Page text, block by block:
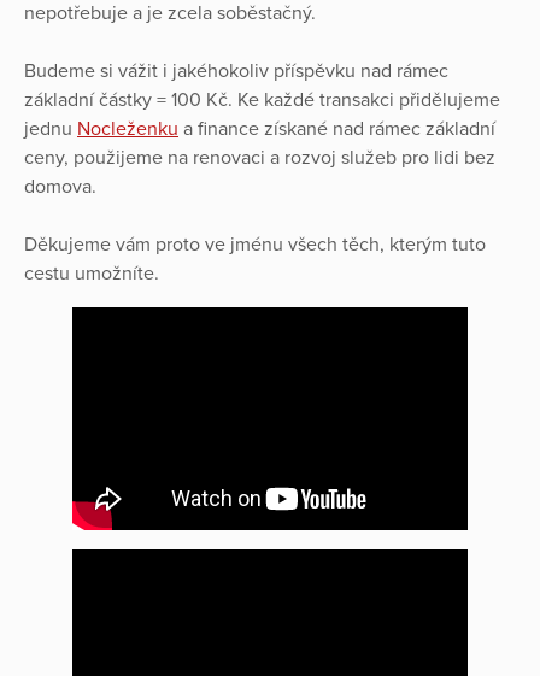
nepotřebuje a je zcela soběstačný.
Budeme si vážit i jakéhokoliv příspěvku nad rámec
základní částky = 100 Kč. Ke každé transakci přidělujeme
jednu Nocleženku a finance získané nad rámec základní
ceny, použijeme na renovaci a rozvoj služeb pro lidi bez
domova.
Děkujeme vám proto ve jménu všech těch, kterým tuto
cestu umožníte.